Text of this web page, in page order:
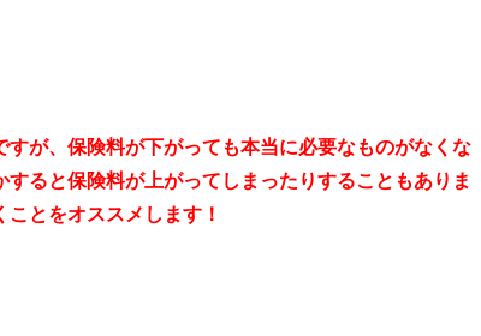
が、保険料が下がっても本当に必要なものがなくな
ると保険料が上がってしまったりすることもありま
とをオススメします！